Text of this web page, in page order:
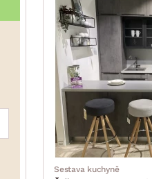
Sestava kuchyně